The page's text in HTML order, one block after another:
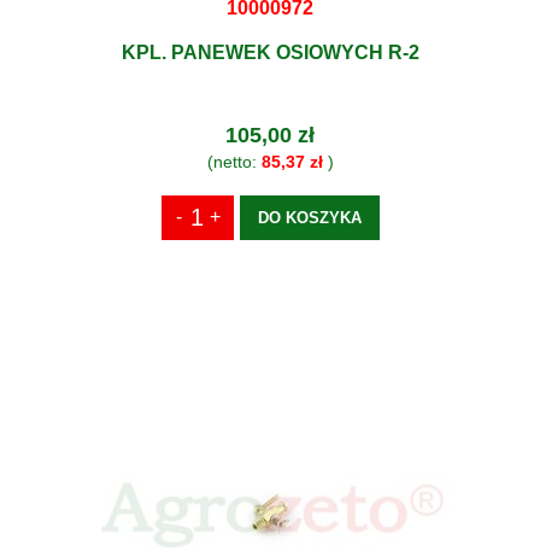
10000972
KPL. PANEWEK OSIOWYCH R-2
105,00 zł
(netto: 85,37 zł)
DO KOSZYKA